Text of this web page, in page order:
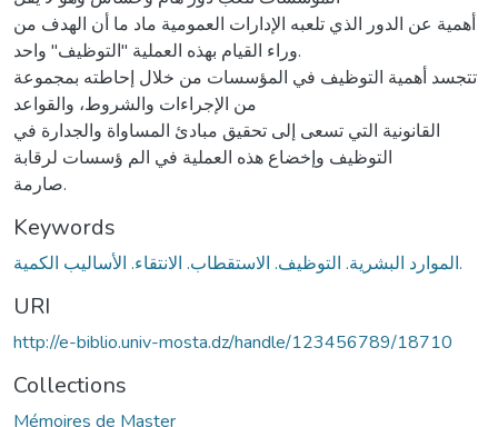
أهمية عن الدور الذي تلعبه الإدارات العمومية ماد ما أن الهدف من
وراء القيام بهذه العملية "التوظيف" واحد.
تتجسد أهمية التوظيف في المؤسسات من خلال إحاطته بمجموعة
من الإجراءات والشروط، والقواعد
القانونية التي تسعى إلى تحقيق مبادئ المساواة والجدارة في
التوظيف وإخضاع هذه العملية في الم ؤسسات لرقابة
صارمة.
Keywords
الموارد البشرية. التوظيف. الاستقطاب. الانتقاء. الأساليب الكمية.
URI
http://e-biblio.univ-mosta.dz/handle/123456789/18710
Collections
Mémoires de Master